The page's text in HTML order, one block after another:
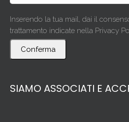
Inserendo la tua mail, dai il
trattamento indicate nella Privacy
Conferma
SIAMO ASSOCIATI E